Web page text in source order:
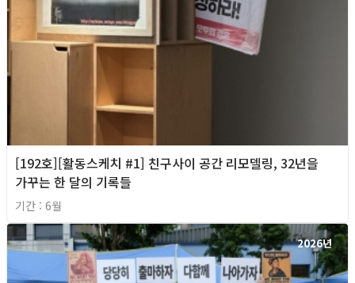
[192호][활동스케치 #1] 친구사이 공간 리모델링, 32년을
가꾸는 한 달의 기록들
기간 : 6월
2026년